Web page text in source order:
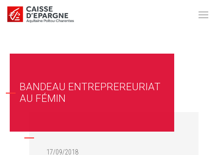
BANDEAU ENTREPREREURIAT
AU FÉMIN
17/09/2018